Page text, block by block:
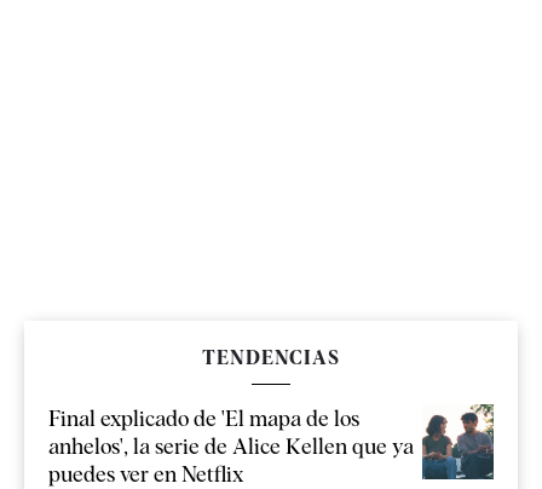
TENDENCIAS
Final explicado de 'El mapa de los
anhelos', la serie de Alice Kellen que ya
puedes ver en Netflix